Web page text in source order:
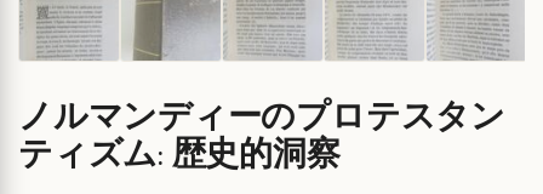
ノルマンディーのプロテスタン
ティズム: 歴史的洞察